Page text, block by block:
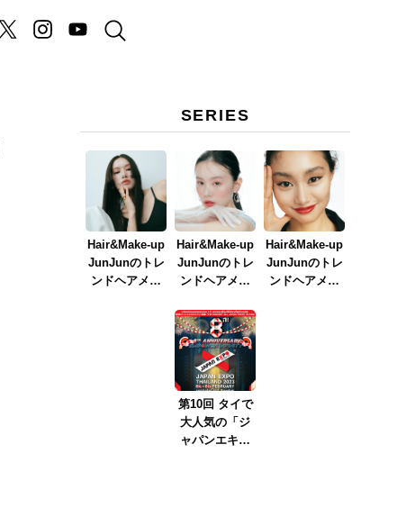
SERIES
Hair&Make-up
JunJunのトレ
ンドヘアメイ
Hair&Make-up
JunJunのトレ
ンドヘアメイ
イク
ver.2023』
Hair&Make-up
JunJunのトレ
ンドヘアメイ
第10回 タイで
大人気の「ジ
ャパンエキス